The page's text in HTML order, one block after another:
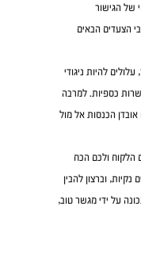
של הגישור
הצעדים הבאים
להיות ניגודי
כספיות. למרבה
הכנסות אל מול
הלקוח ולכם הכח
וברצון להבין
על ידי מגשר טוב,